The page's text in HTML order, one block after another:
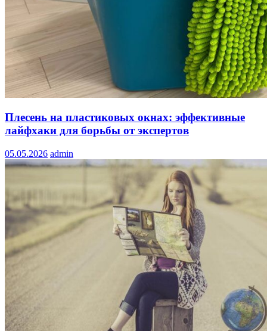
Плесень на пластиковых окнах: эффективные
лайфхаки для борьбы от экспертов
05.05.2026 admin